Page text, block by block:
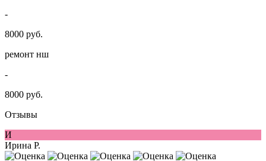
-
8000 руб.
ремонт нш
-
8000 руб.
Отзывы
И
Ирина Р.